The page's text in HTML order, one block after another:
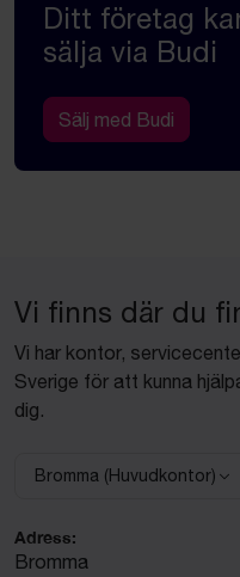
Ditt företag
sälja via Budi
Sälj med Budi
Vi finns där du
Vi har kontor,
Sverige för att kunna
dig.
Välj anläggning:
Bromma (Huvudkontor)
Adress:
Bromma